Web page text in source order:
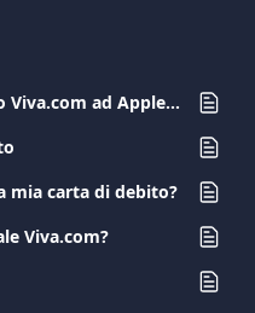
Aggiungi la tua Carta di Debito Viva.com ad Apple Pay
mia carta di debito?
Viva.com?